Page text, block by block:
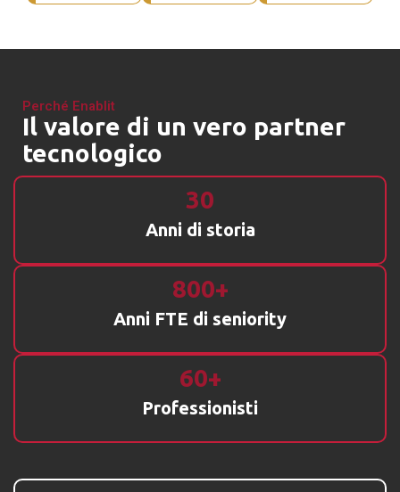
Perché Enablit
Il valore di un vero partner
tecnologico
30
Anni di storia
800+
Anni FTE di seniority
60+
Professionisti